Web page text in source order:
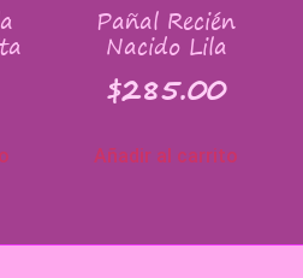
Pañal Recién
Nacido Lila
$285.00
Añadir al carrito